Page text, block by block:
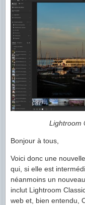
Lightroom
Bonjour à tous,
Voici donc une
qui, si elle est
néanmoins un
inclut Lightroom
web et, bien entendu,